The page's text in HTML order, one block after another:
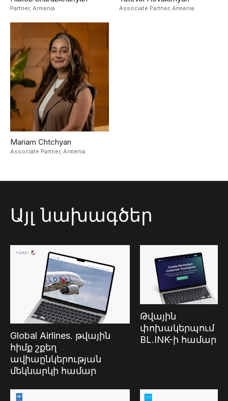
Partner, Armenia Associate Partner, Armenia
Mariam Chtchyan
Associate Partner, Armenia
Այլ նախագծեր
Global Airlines. թվային
հիմք շքեղ
ավիաընկերության
մեկնարկի համար
Թվային
փոխակերպում
BL.INK-ի համար